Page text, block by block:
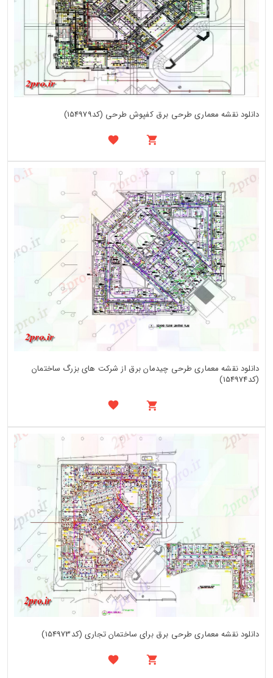
دانلود نقشه معماری طرحی برق کفپوش طرحی (کد154979)
دانلود نقشه معماری طرحی چیدمان برق از شرکت های بزرگ ساختمان
(کد154974)
دانلود نقشه معماری طرحی برق برای ساختمان تجاری (کد154973)